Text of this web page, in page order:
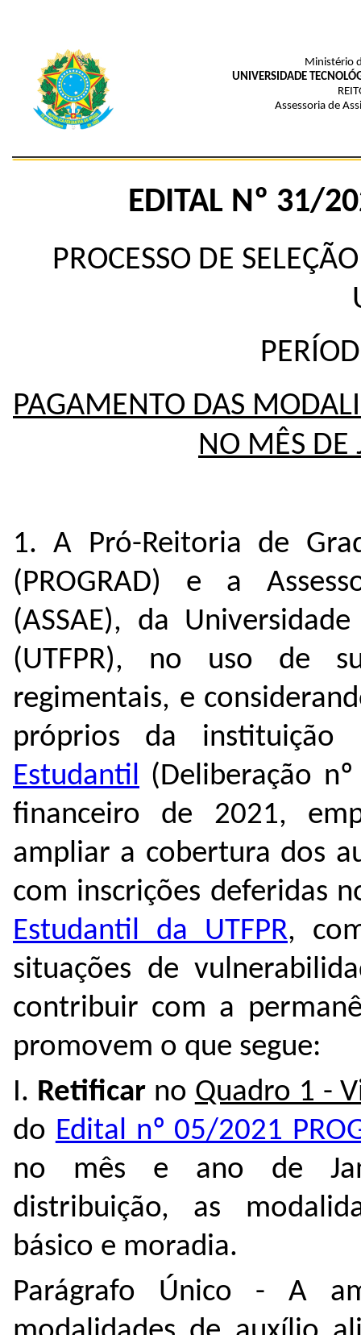
Ministério
UNIVERSIDADE
Assessoria de
EDITAL Nº 31/
PROCESSO DE
PAGAMENTO DAS
NO MÊS DE
1. A Pró-Reitoria de
(PROGRAD) e a
(ASSAE), da
(UTFPR), no uso de
regimentais, e
próprios da
Estudantil (Deliberação
financeiro de 2021,
ampliar a cobertura dos
com inscrições deferidas
Estudantil da UTFPR,
situações de
contribuir com a
promovem o que segue:
I. Retificarno Quadro 1 -
do Edital nº 05/2021
no mês e ano de
distribuição, as
básico e moradia.
Parágrafo Único - A